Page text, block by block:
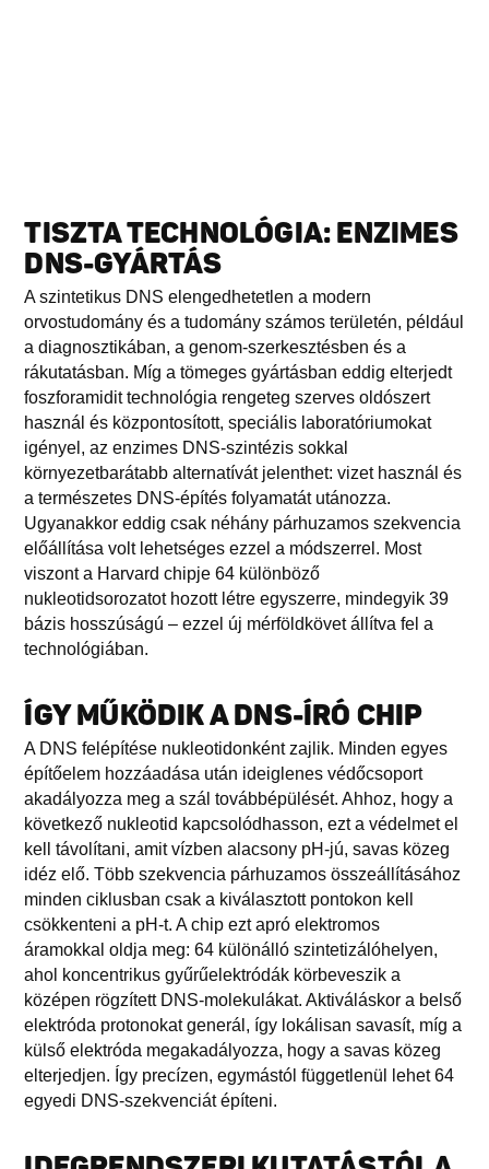
TISZTA TECHNOLÓGIA: ENZIMES
DNS-GYÁRTÁS
A szintetikus DNS elengedhetetlen a modern
orvostudomány és a tudomány számos területén, például
a diagnosztikában, a genom-szerkesztésben és a
rákutatásban. Míg a tömeges gyártásban eddig elterjedt
foszforamidit technológia rengeteg szerves oldószert
használ és központosított, speciális laboratóriumokat
igényel, az enzimes DNS-szintézis sokkal
környezetbarátabb alternatívát jelenthet: vizet használ és
a természetes DNS-építés folyamatát utánozza.
Ugyanakkor eddig csak néhány párhuzamos szekvencia
előállítása volt lehetséges ezzel a módszerrel. Most
viszont a Harvard chipje 64 különböző
nukleotidsorozatot hozott létre egyszerre, mindegyik 39
bázis hosszúságú – ezzel új mérföldkövet állítva fel a
technológiában.
ÍGY MŰKÖDIK A DNS-ÍRÓ CHIP
A DNS felépítése nukleotidonként zajlik. Minden egyes
építőelem hozzáadása után ideiglenes védőcsoport
akadályozza meg a szál továbbépülését. Ahhoz, hogy a
következő nukleotid kapcsolódhasson, ezt a védelmet el
kell távolítani, amit vízben alacsony pH-jú, savas közeg
idéz elő. Több szekvencia párhuzamos összeállításához
minden ciklusban csak a kiválasztott pontokon kell
csökkenteni a pH-t. A chip ezt apró elektromos
áramokkal oldja meg: 64 különálló szintetizálóhelyen,
ahol koncentrikus gyűrűelektródák körbeveszik a
középen rögzített DNS-molekulákat. Aktiváláskor a belső
elektróda protonokat generál, így lokálisan savasít, míg a
külső elektróda megakadályozza, hogy a savas közeg
elterjedjen. Így precízen, egymástól függetlenül lehet 64
egyedi DNS-szekvenciát építeni.